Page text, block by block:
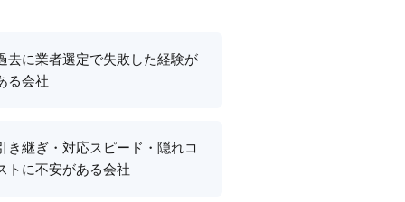
去に業者選定で失敗した経験が
る会社
き継ぎ・対応スピード・隠れコ
トに不安がある会社